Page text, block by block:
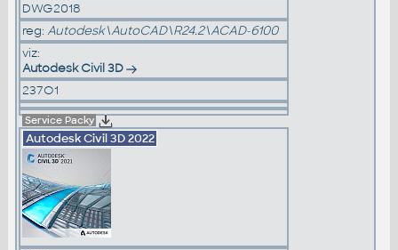
DWG2018
reg: Autodesk\AutoCAD\R24.2\ACAD-6100
viz:
Autodesk Civil 3D
237O1
Service Packy
Autodesk Civil 3D2022